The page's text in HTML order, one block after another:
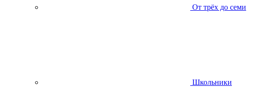
От трёх до семи
Школьники